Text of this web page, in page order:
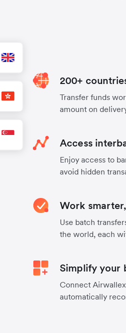
200+
Transfer funds
amount on
Access
Enjoy access to
avoid hidden
Work
Use batch
the world, each
Simplify your
Connect
automatically